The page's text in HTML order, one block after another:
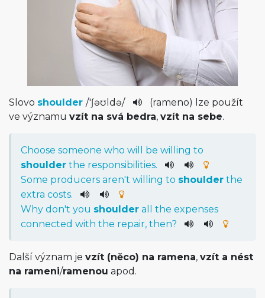
Slovo shoulder /'ʃəʊldə­/
(rameno) lze použít
ve významu vzít na svá bedra, vzít na sebe.
Choose someone who will be willing to
shoulder the responsibiliti­es.
Some producers aren't willing to shoulder the
extra costs.
Why don't you shoulder all the expenses
connected with the repair, then?
Další význam je vzít (něco) na ramena, vzít a nést
na rameni/ramenou­ apod.